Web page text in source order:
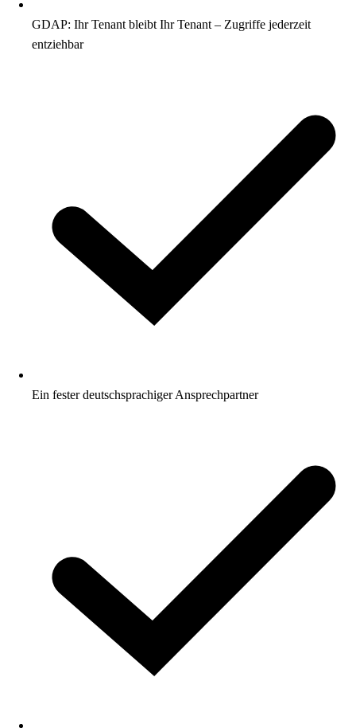
GDAP: Ihr Tenant bleibt Ihr Tenant – Zugriffe jederzeit
entziehbar
Ein fester deutschsprachiger Ansprechpartner